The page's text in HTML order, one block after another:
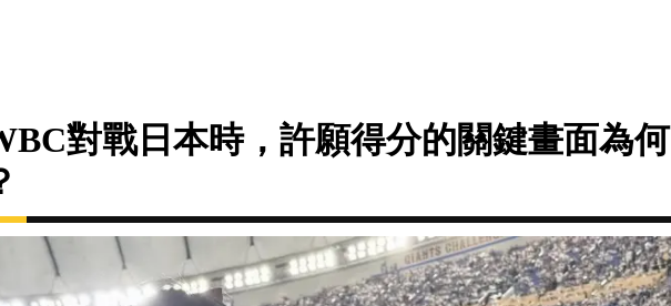
對戰日本時，許願得分的關鍵畫面為何